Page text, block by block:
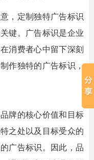
，定制独特广告标识
键。 广告标识是企业
消费者心中留下深刻
作独特的广告标识 ，
牌的核心价值和目标
之处以及目标受众的
广告标识。因此，品